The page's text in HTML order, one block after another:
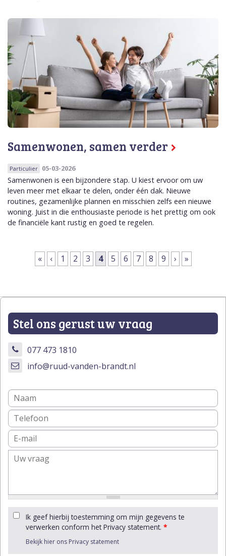
Samenwonen, samen verder
Particulier 05-03-2026
Samenwonen is een bijzondere stap. U kiest ervoor om uw
leven meer met elkaar te delen, onder één dak. Nieuwe
routines, gezamenlijke plannen en misschien zelfs een nieuwe
woning. Juist in die enthousiaste periode is het prettig om ook
de financiële kant rustig en goed te regelen.
Pagina's
« ‹ 1 2 3 4 5 6 7 8 9 › »
Stel ons gerust uw vraag
077 473 1810
info@ruud-vanden-brandt.nl
Ik geef hierbij toestemming om mijn gegevens te
verwerken conform het Privacy statement. *
Bekijk hier ons Privacy statement